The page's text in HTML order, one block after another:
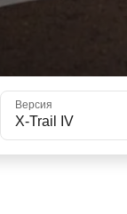
Версия
X-Trail IV